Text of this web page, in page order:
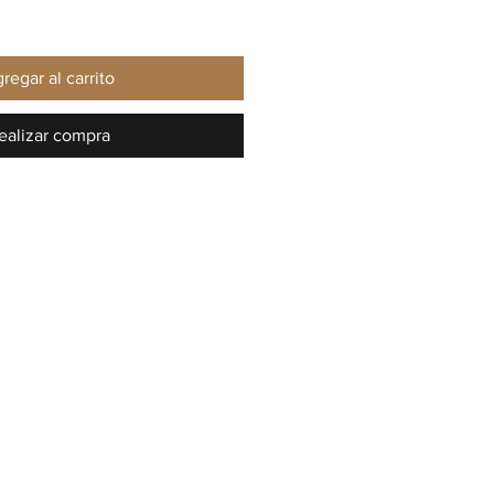
al carrito
compra